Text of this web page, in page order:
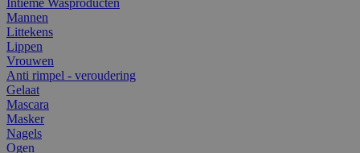
Mannen
Littekens
Lippen
Vrouwen
Anti rimpel - veroudering
Gelaat
Mascara
Masker
Nagels
Ogen